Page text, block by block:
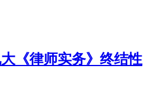
《律师实务》终结性